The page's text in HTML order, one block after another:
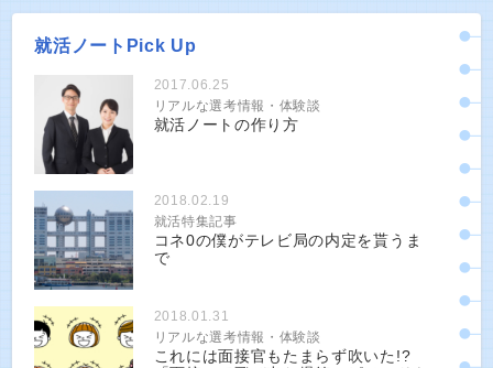
就活ノートPick Up
2017.06.25
リアルな選考情報・体験談
就活ノートの作り方
2018.02.19
就活特集記事
コネ0の僕がテレビ局の内定を貰うま
で
2018.01.31
リアルな選考情報・体験談
これには面接官もたまらず吹いた!?